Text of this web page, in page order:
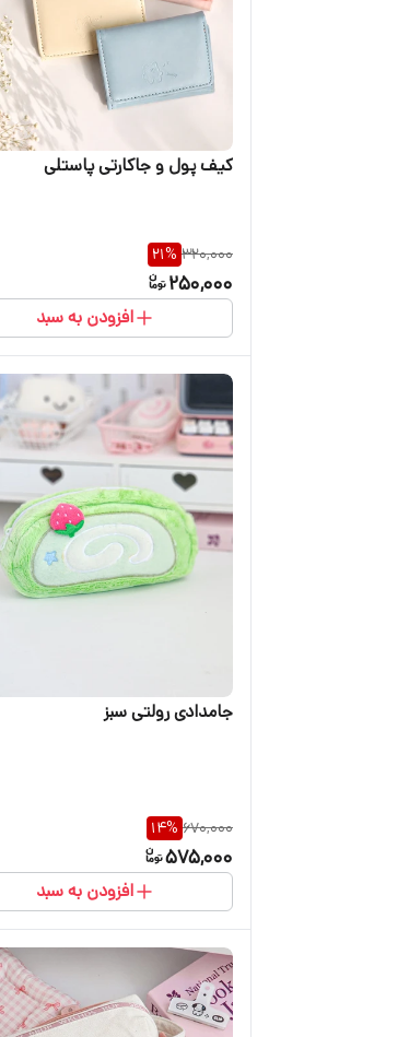
کیف پول و جاکارتی پاستلی
320,000
21%
250,000
افزودن به سبد
جامدادی رولتی سبز
670,000
14%
575,000
افزودن به سبد